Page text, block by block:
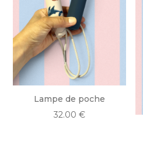
Lampe de poche
32.00€